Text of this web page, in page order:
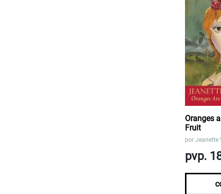
Oranges
Fruit
por Jeanette
pvp.